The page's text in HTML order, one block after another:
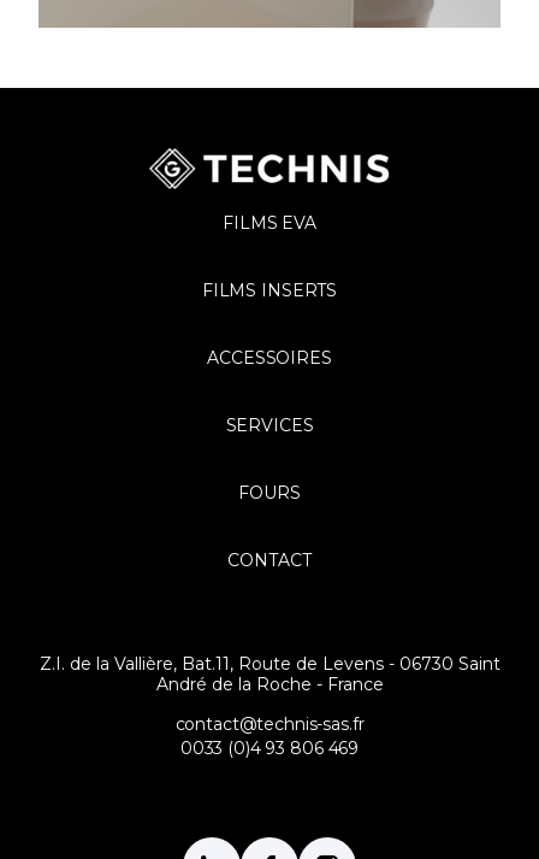
FILMS EVA
FILMS INSERTS
ACCESSOIRES
SERVICES
FOURS
CONTACT
Z.I. de la Vallière, Bat.11, Route de Levens - 06730 Saint
André de la Roche - France
contact@technis-sas.fr
0033 (0)4 93 806 469